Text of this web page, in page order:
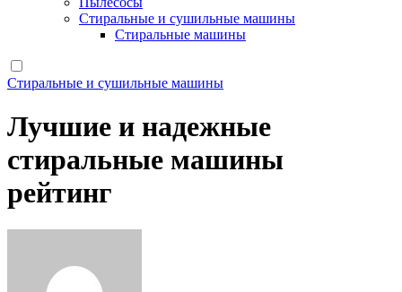
Стиральные и сушильные машины
Стиральные машины
Стиральные и сушильные машины
Лучшие и надежные
стиральные машины
рейтинг